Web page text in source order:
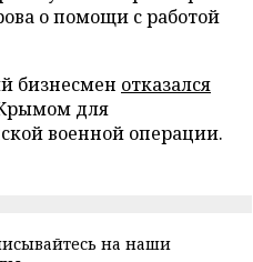
о помощи с работой
бизнесмен отказался
для
военной операции.
на наши